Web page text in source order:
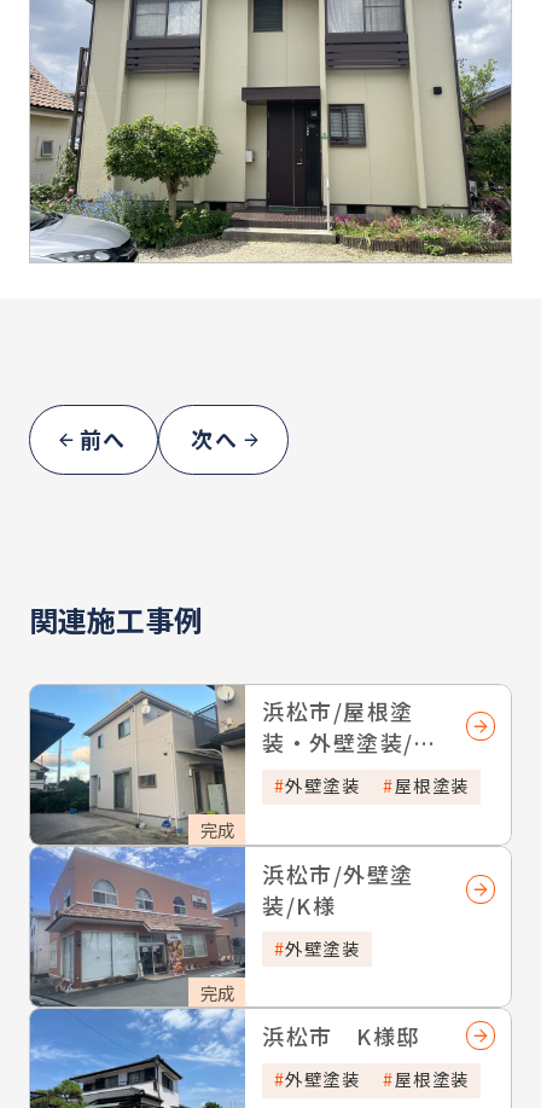
前へ 次へ
関連施工事例
完成
浜松市/屋根塗
装・外壁塗装/I
様邸外壁塗装 屋根塗装
完成
浜松市/外壁塗
装/K様
外壁塗装
浜松市 K様邸
外壁塗装 屋根塗装